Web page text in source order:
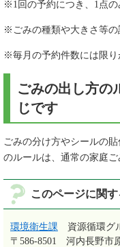
※1回の予約につき、1点の
※ごみの種類や大きさ等の
※毎月の予約件数には限り
ごみの出し方の
じです
ごみの分け方やシールの
のルールは、通常の家庭ご
このページに関
環境衛生課
資源循環グ
〒586-8501
河内長野市